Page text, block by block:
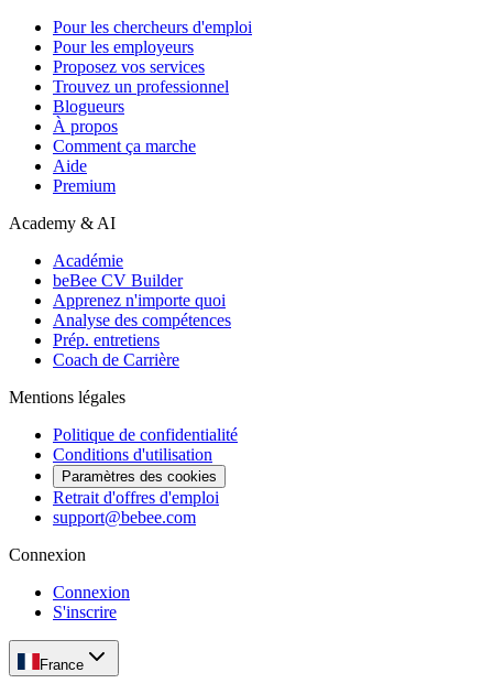
Pour les chercheurs d'emploi
Pour les employeurs
Proposez vos services
Trouvez un professionnel
Blogueurs
À propos
Comment ça marche
Aide
Premium
Academy & AI
Académie
beBee CV Builder
Apprenez n'importe quoi
Analyse des compétences
Prép. entretiens
Coach de Carrière
Mentions légales
Politique de confidentialité
Conditions d'utilisation
Paramètres des cookies
Retrait d'offres d'emploi
support@bebee.com
Connexion
Connexion
S'inscrire
France